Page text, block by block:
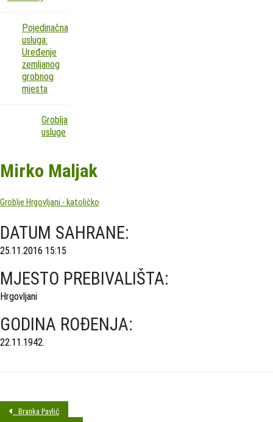
Pojedinačna
usluga:
Uređenje
zemljanog
grobnog
mjesta
Groblja
usluge
Mirko Maljak
Groblje Hrgovljani - katoličko
DATUM SAHRANE:
25.11.2016 15:15
MJESTO PREBIVALIŠTA:
Hrgovljani
GODINA ROĐENJA:
22.11.1942.
Branka Pavlić